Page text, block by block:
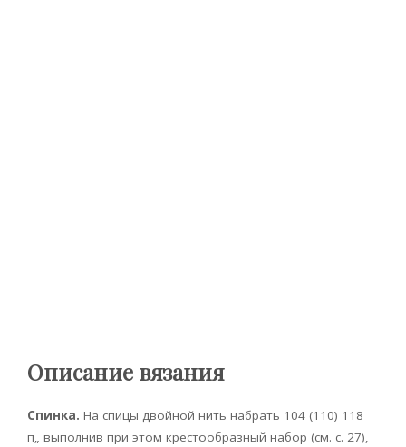
Описание вязания
Спинка. На спицы двойной нить набрать 104 (110) 118
п„ выполнив при этом крестообразный набор (см. с. 27),